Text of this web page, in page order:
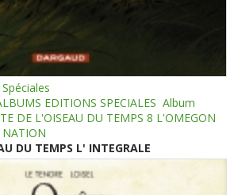
EDITIONS SPECIALES Album
DE L'OISEAU DU TEMPS 8 L'OMEGON
NATION
DU TEMPS L' INTEGRALE